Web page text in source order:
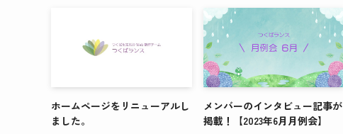
ホームページをリニューアルし
ました。
メンバーのインタビュー記事が
掲載！【2023年6月月例会】